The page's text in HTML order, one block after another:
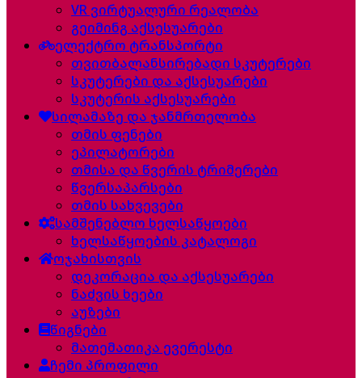
VR ვირტუალური რეალობა
გეიმინგ აქსესუარები
ელექტრო ტრანსპორტი
თვითბალანსირებადი სკუტერები
სკუტერები და აქსესუარები
სკუტერის აქსესუარები
სილამაზე და ჯანმრთელობა
თმის ფენები
ეპილატორები
თმისა და წვერის ტრიმერები
წვერსაპარსები
თმის სახვევები
სამშენებლო ხელსაწყოები
ხელსაწყოების კატალოგი
ოჯახისთვის
დეკორაცია და აქსესუარები
ნაძვის ხეები
აუზები
წიგნები
მათემათიკა ევერესტი
ჩემი პროფილი